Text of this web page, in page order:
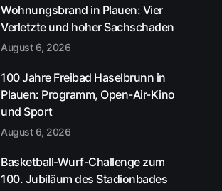
Wohnungsbrand in Plauen: Vier
Verletzte und hoher Sachschaden
August 6, 2026
100 Jahre Freibad Haselbrunn in
Plauen: Programm, Open-Air-Kino
und Sport
August 6, 2026
Basketball-Wurf-Challenge zum
100. Jubiläum des Stadionbades